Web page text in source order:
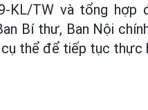
KL/TW và tổng hợp
Bí thư, Ban Nội
thể để tiếp tục thực